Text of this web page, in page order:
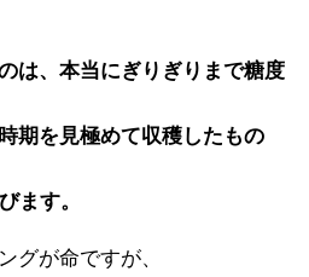
は、本当にぎりぎりまで糖度
期を見極めて収穫したもの
ます。
グが命ですが、